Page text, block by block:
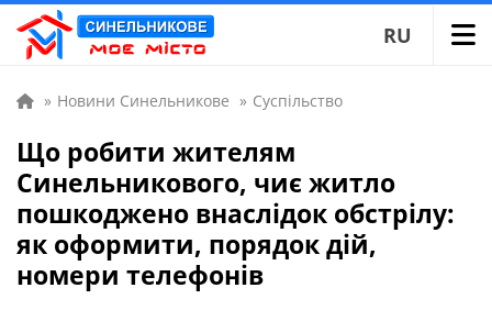
RU
» Новини Синельникове » Суспільство
Що робити жителям
Синельникового, чиє житло
пошкоджено внаслідок обстрілу:
як оформити, порядок дій,
номери телефонів